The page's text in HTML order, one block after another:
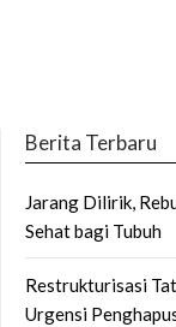
Berita Terbaru
Jarang Dilirik,
Sehat bagi Tubuh
Restrukturisasi
Urgensi